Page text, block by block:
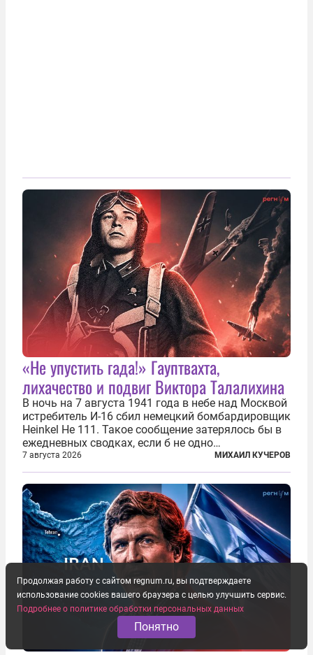
«Не упустить гада!» Гауптвахта,
лихачество и подвиг Виктора Талалихина
В ночь на 7 августа 1941 года в небе над Москвой
истребитель И-16 сбил немецкий бомбардировщик
Heinkel He 111. Такое сообщение затерялось бы в
ежедневных сводках, если б не одно
обстоятельство. Это был один из первых в
истории отечественной авиации ночных таранов.
У пилота — младшего лейтенанта...
7 августа 2026 МИХАИЛ КУЧЕРОВ
Продолжая работу с сайтом regnum.ru, вы подтверждаете
использование cookies вашего браузера с целью улучшить сервис.
Подробнее о политике обработки персональных данных
Понятно